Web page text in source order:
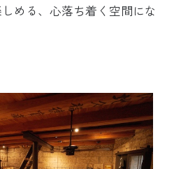
める、心落ち着く空間にな